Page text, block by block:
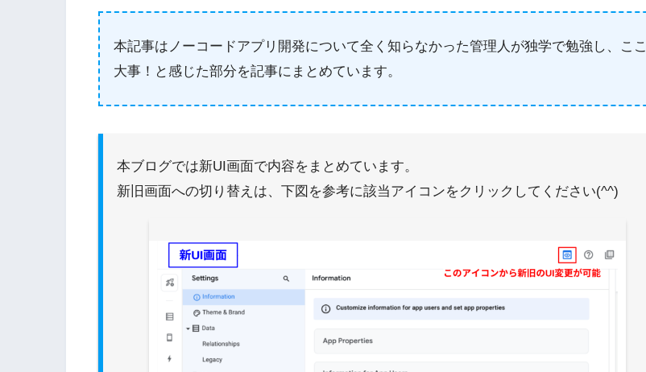
本記事はノーコードアプリ開発について全く知らなかった管理人が独学で勉強し、ここ
大事！と感じた部分を記事にまとめています。
本ブログでは新UI画面で内容をまとめています。
新旧画面への切り替えは、下図を参考に該当アイコンをクリックしてください(^^)